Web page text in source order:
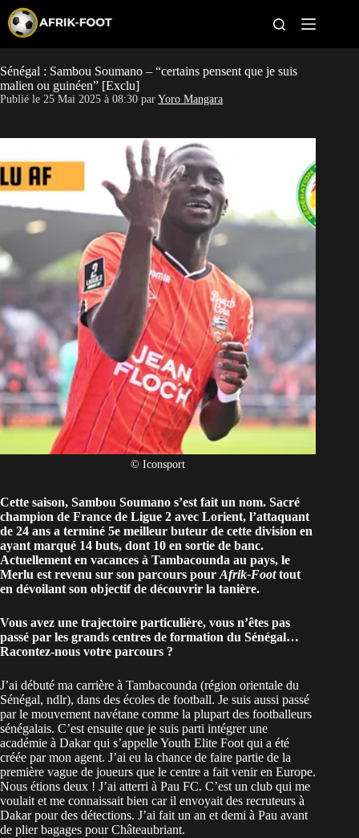
p
t
o
c
o
t
n
CAN féminine
Pays
Clubs
Classement
Paris sportifs
Sénégal : Sambou Soumano – “certains pensent que je suis
malien ou guinéen” [Exclu]
Publié le 25 Mai 2025 à 08:30 par Yoro Mangara
© Iconsport
Cette saison, Sambou Soumano s’est fait un nom. Sacré
champion de France de Ligue 2 avec Lorient, l’attaquant
de 24 ans a terminé 5e meilleur buteur de cette division en
ayant marqué 14 buts, dont 10 en sortie de banc.
Actuellement en vacances à Tambacounda au pays, le
Merlu est revenu sur son parcours pour Afrik-Foottout
en dévoilant son objectif de découvrir la tanière.
Vous avez une trajectoire particulière, vous n’êtes pas
passé par les grands centres de formation du Sénégal…
Racontez-nous votre parcours ?
J’ai débuté ma carrière à Tambacounda (région orientale du
Sénégal, ndlr), dans des écoles de football. Je suis aussi passé
par le mouvement navétane comme la plupart des footballeurs
sénégalais. C’est ensuite que je suis parti intégrer une
académie à Dakar qui s’appelle Youth Elite Foot qui a été
créée par mon agent. J’ai eu la chance de faire partie de la
première vague de joueurs que le centre a fait venir en Europe.
Nous étions deux ! J’ai atterri à Pau FC. C’est un club qui me
voulait et me connaissait bien car il envoyait des recruteurs à
Dakar pour des détections. J’ai fait un an et demi à Pau avant
de plier bagages pour Châteaubriant.